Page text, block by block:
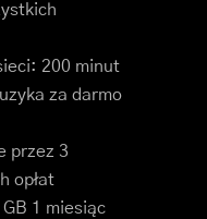
200 minut
za darmo
przez 3
opłat
1 miesiąc